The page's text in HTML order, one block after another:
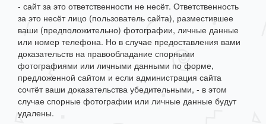
- сайт за это ответственности не несёт. Ответственность
за это несёт лицо (пользователь сайта), разместившее
ваши (предположительно) фотографии, личные данные
или номер телефона. Но в случае предоставления вами
доказательств на правообладание спорными
фотографиями или личными данными по форме,
предложенной сайтом и если администрация сайта
сочтёт ваши доказательства убедительными, - в этом
случае спорные фотографии или личные данные будут
удалены.